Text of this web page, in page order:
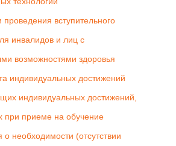
вступительного
инвалидов и лиц с
возможностями здоровья
индивидуальных достижений
индивидуальных достижений,
при приеме на обучение
необходимости (отсутствии